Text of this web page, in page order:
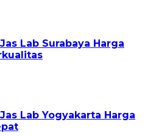
Lab Surabaya Harga
Lab Yogyakarta Harga